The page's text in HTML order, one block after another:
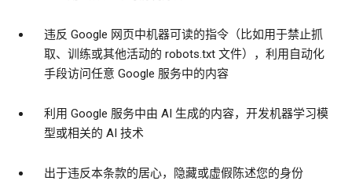
违反 Google 网页中机器可读的指令（比如用于禁止抓
取、训练或其他活动的 robots.txt 文件），利用自动化
手段访问任意 Google 服务中的内容
利用 Google 服务中由 AI 生成的内容，开发机器学习模
型或相关的 AI 技术
出于违反本条款的居心，隐藏或虚假陈述您的身份